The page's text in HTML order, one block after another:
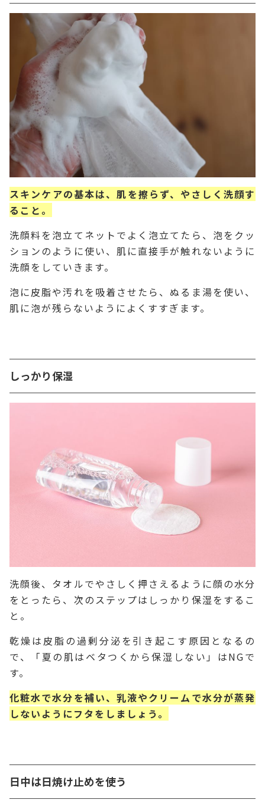
スキンケアの基本は、肌を擦らず、やさしく洗顔す
ること。
洗顔料を泡立てネットでよく泡立てたら、泡をクッ
ションのように使い、肌に直接手が触れないように
洗顔をしていきます。
泡に皮脂や汚れを吸着させたら、ぬるま湯を使い、
肌に泡が残らないようによくすすぎます。
しっかり保湿
洗顔後、タオルでやさしく押さえるように顔の水分
をとったら、次のステップはしっかり保湿をするこ
と。
乾燥は皮脂の過剰分泌を引き起こす原因となるの
で、「夏の肌はベタつくから保湿しない」はNGで
す。
化粧水で水分を補い、乳液やクリームで水分が蒸発
しないようにフタをしましょう。
日中は日焼け止めを使う